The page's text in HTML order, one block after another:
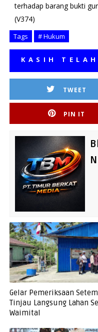
terhadap barang bukti
(V374)
Tags # Hukum
TELAH
TWEET
PIN IT
Gelar Pemeriksaan
Tinjau Langsung Lahan
Waimital